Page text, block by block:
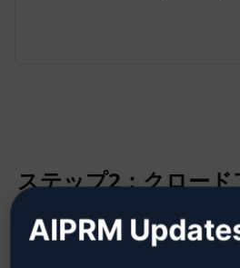
ステップ2：クロー
AIPRM